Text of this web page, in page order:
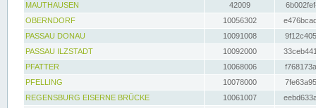
MAUTHAUSEN
42009
OBERNDORF
10056302
PASSAU DONAU
10091008
PASSAU ILZSTADT
10092000
PFATTER
10068006
PFELLING
10078000
REGENSBURG EISERNE BRÜCKE
10061007